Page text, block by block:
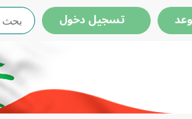
تسجيل دخول البحث
عن: